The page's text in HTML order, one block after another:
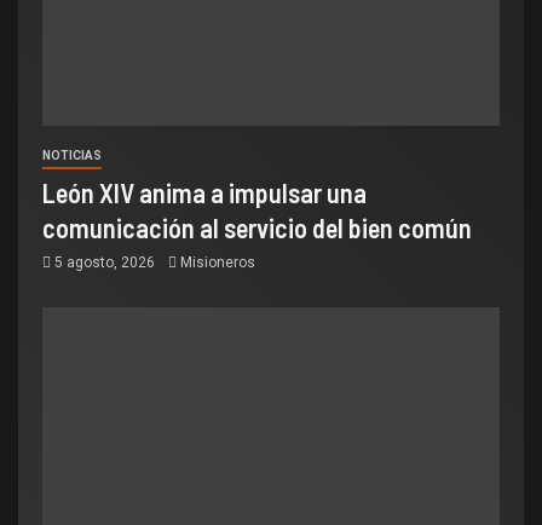
NOTICIAS
León XIV anima a impulsar una
comunicación al servicio del bien común
5 agosto, 2026 Misioneros